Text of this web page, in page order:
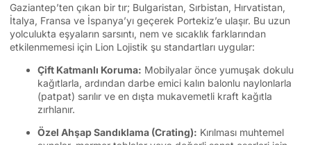
Gaziantep’ten çıkan bir tır; Bulgaristan, Sırbistan, Hırvatistan,
İtalya, Fransa ve İspanya’yı geçerek Portekiz’e ulaşır. Bu uzun
yolculukta eşyaların sarsıntı, nem ve sıcaklık farklarından
etkilenmemesi için Lion Lojistik şu standartları uygular:
Çift Katmanlı Koruma: Mobilyalar önce yumuşak dokulu
kağıtlarla, ardından darbe emici kalın balonlu naylonlarla
(patpat) sarılır ve en dışta mukavemetli kraft kağıtla
zırhlanır.
Özel Ahşap Sandıklama (Crating): Kırılması muhtemel